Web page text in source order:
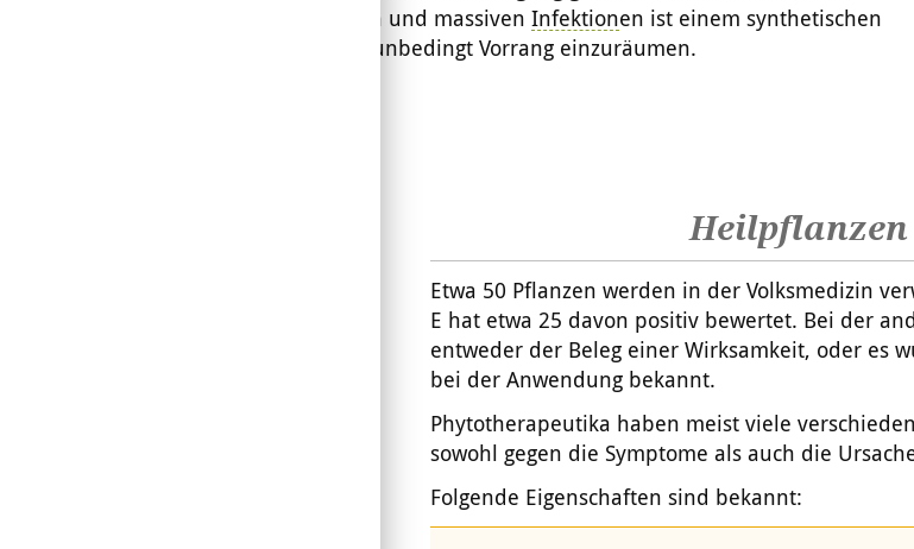
Entzündungen und massiven Infektionen ist einem synthetischen
unbedingt Vorrang einzuräumen.
Heilpflanzen
Etwa 50 Pflanzen werden in der Volksmedizin
E hat etwa 25 davon positiv bewertet. Bei der
entweder der Beleg einer Wirksamkeit, oder es
bei der Anwendung bekannt.
Phytotherapeutika haben meist viele
sowohl gegen die Symptome als auch die
Folgende Eigenschaften sind bekannt: